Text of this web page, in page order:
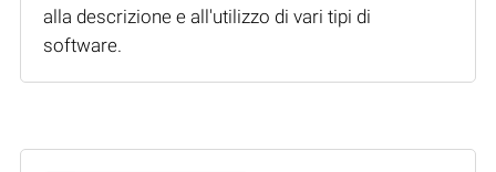
alla descrizione e all'utilizzo di vari tipi di
software.